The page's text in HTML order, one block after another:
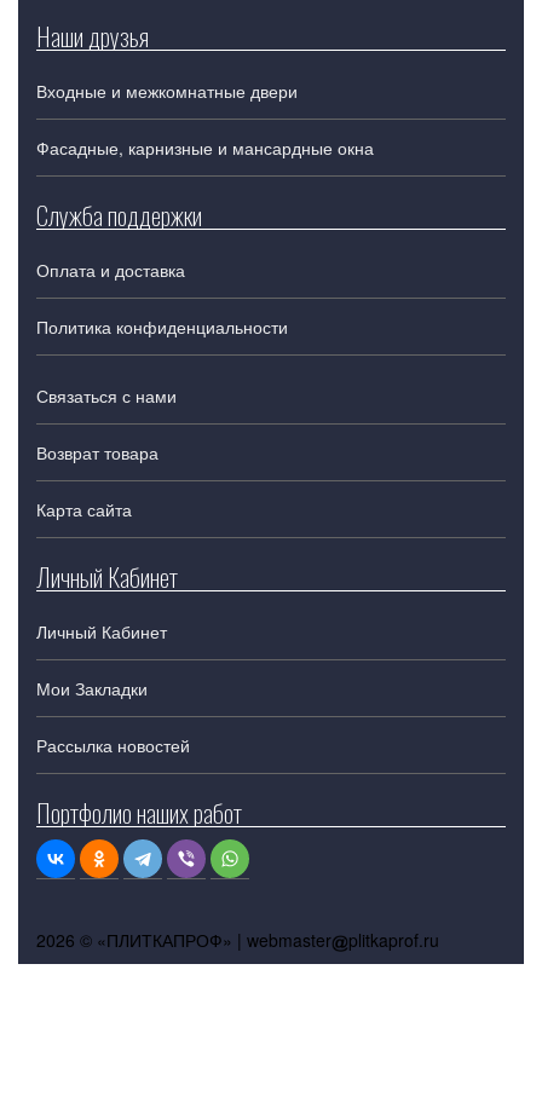
Наши друзья
Входные и межкомнатные двери
Фасадные, карнизные и мансардные окна
Служба поддержки
Оплата и доставка
Политика конфиденциальности
Связаться с нами
Возврат товара
Карта сайта
Личный Кабинет
Личный Кабинет
Мои Закладки
Рассылка новостей
Портфолио наших работ
2026 © «ПЛИТКАПРОФ» | webmaster plitkaprof.ru